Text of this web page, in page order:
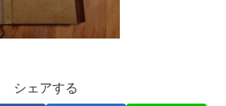
シェアする